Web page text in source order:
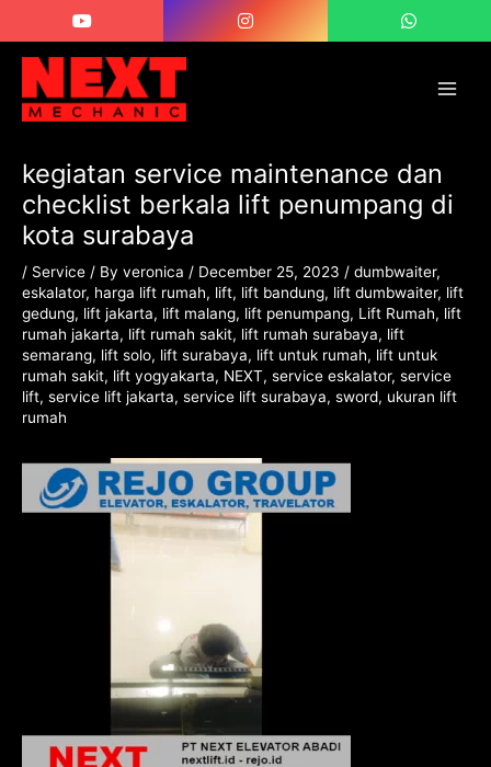
content
kegiatan service maintenance dan
checklist berkala lift penumpang di
kota surabaya
/ Service / By veronica / December 25, 2023 / dumbwaiter,
eskalator, harga lift rumah, lift, lift bandung, lift dumbwaiter, lift
gedung, lift jakarta, lift malang, lift penumpang, Lift Rumah, lift
rumah jakarta, lift rumah sakit, lift rumah surabaya, lift
semarang, lift solo, lift surabaya, lift untuk rumah, lift untuk
rumah sakit, lift yogyakarta, NEXT, service eskalator, service
lift, service lift jakarta, service lift surabaya, sword, ukuran lift
rumah
navigation